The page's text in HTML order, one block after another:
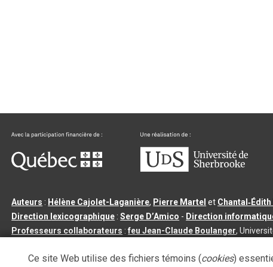
Auteurs : Hélène Cajolet-Laganière, Pierre Martel et
Direction lexicographique :Serge D’Amico - Direction
Professeurs collaborateurs :feu Jean-Claude Boulanger,
Tous droits réservés©Université de Sherbrooke |3.2.2- Dernière
Ce site Web utilise des fichiers témoins (cookies)